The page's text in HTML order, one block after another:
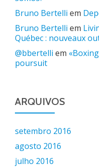
Bruno Bertelli em
Bruno Bertelli em
Québec : nouveaux
@bbertelli em
poursuit
ARQUIVOS
setembro 2016
agosto 2016
julho 2016